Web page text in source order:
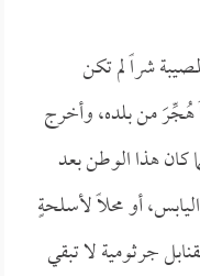
شراً لم تكن
هُجِّرَ من بلده، وأخرج
كان هذا الوطن بعد
أو محلاً لأسلحةٍ
جرثومية لا تبقي